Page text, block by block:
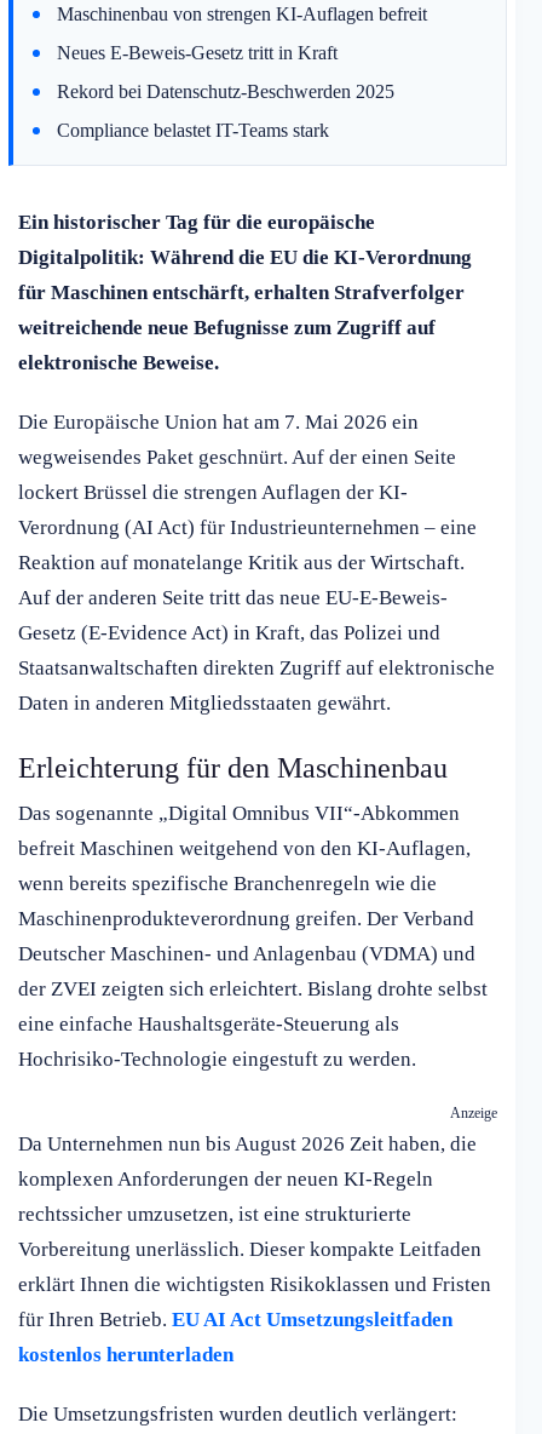
Maschinenbau von strengen KI-Auflagen befreit
Neues E-Beweis-Gesetz tritt in Kraft
Rekord bei Datenschutz-Beschwerden 2025
Compliance belastet IT-Teams stark
Ein historischer Tag für die europäische
Digitalpolitik: Während die EU die KI-Verordnung
für Maschinen entschärft, erhalten Strafverfolger
weitreichende neue Befugnisse zum Zugriff auf
elektronische Beweise.
Die Europäische Union hat am 7. Mai 2026 ein
wegweisendes Paket geschnürt. Auf der einen Seite
lockert Brüssel die strengen Auflagen der KI-
Verordnung (AI Act) für Industrieunternehmen – eine
Reaktion auf monatelange Kritik aus der Wirtschaft.
Auf der anderen Seite tritt das neue EU-E-Beweis-
Gesetz (E-Evidence Act) in Kraft, das Polizei und
Staatsanwaltschaften direkten Zugriff auf elektronische
Daten in anderen Mitgliedsstaaten gewährt.
Erleichterung für den Maschinenbau
Das sogenannte „Digital Omnibus VII“-Abkommen
befreit Maschinen weitgehend von den KI-Auflagen,
wenn bereits spezifische Branchenregeln wie die
Maschinenprodukteverordnung greifen. Der Verband
Deutscher Maschinen- und Anlagenbau (VDMA) und
der ZVEI zeigten sich erleichtert. Bislang drohte selbst
eine einfache Haushaltsgeräte-Steuerung als
Hochrisiko-Technologie eingestuft zu werden.
Anzeige
Da Unternehmen nun bis August 2026 Zeit haben, die
komplexen Anforderungen der neuen KI-Regeln
rechtssicher umzusetzen, ist eine strukturierte
Vorbereitung unerlässlich. Dieser kompakte Leitfaden
erklärt Ihnen die wichtigsten Risikoklassen und Fristen
für Ihren Betrieb. EU AI Act Umsetzungsleitfaden
kostenlos herunterladen
Die Umsetzungsfristen wurden deutlich verlängert: